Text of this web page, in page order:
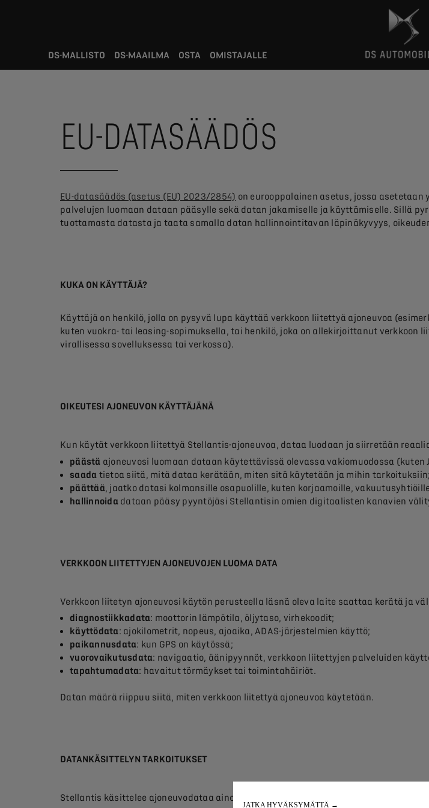
DS-MALLISTO DS-MAAILMA OSTA OMISTAJALLE
EU-DATASÄÄDÖS
EU-datasäädös (asetus (EU) 2023/2854) on eurooppalainen asetus, jossa
palvelujen luomaan dataan pääsylle sekä datan jakamiselle ja käyttämiselle. Sillä
tuottamasta datasta ja taata samalla datan hallinnointitavan läpinäkyvyys,
KUKA ON KÄYTTÄJÄ?
Käyttäjä on henkilö, jolla on pysyvä lupa käyttää verkkoon liitettyä ajoneuvoa
kuten vuokra- tai leasing-sopimuksella, tai henkilö, joka on allekirjoittanut
virallisessa sovelluksessa tai verkossa).
OIKEUTESI AJONEUVON KÄYTTÄJÄNÄ
Kun käytät verkkoon liitettyä Stellantis-ajoneuvoa, dataa luodaan ja siirretään
päästä ajoneuvosi luomaan dataan käytettävissä olevassa vakiomuodossa (kuten
saada tietoa siitä, mitä dataa kerätään, miten sitä käytetään ja mihin tarkoituksiin;
päättää, jaatko datasi kolmansille osapuolille, kuten korjaamoille,
hallinnoidadataan pääsy pyyntöjäsi Stellantisin omien digitaalisten kanavien
VERKKOON LIITETTYJEN AJONEUVOJEN LUOMA DATA
Verkkoon liitetyn ajoneuvosi käytön perusteella läsnä oleva laite saattaa kerätä ja
diagnostiikkadata: moottorin lämpötila, öljytaso, virhekoodit;
käyttödata: ajokilometrit, nopeus, ajoaika, ADAS-järjestelmien käyttö;
paikannusdata: kun GPS on käytössä;
vuorovaikutusdata: navigaatio, äänipyynnöt, verkkoon liitettyjen palveluiden
tapahtumadata: havaitut törmäykset tai toimintahäiriöt.
Datan määrä riippuu siitä, miten verkkoon liitettyä ajoneuvoa käytetään.
DATANKÄSITTELYN TARKOITUKSET
Stellantis käsittelee ajoneuvodataa ainoastaan voidakseen
JATKA HYVÄKSYMÄTTÄ →